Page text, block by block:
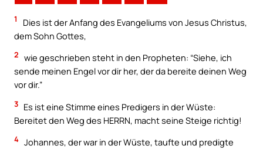
1
Dies ist der Anfang des Evangeliums von Jesus Christus,
dem Sohn Gottes,
2 wie geschrieben steht in den Propheten: “Siehe, ich
sende meinen Engel vor dir her, der da bereite deinen Weg
vor dir.”
3 Es ist eine Stimme eines Predigers in der Wüste:
Bereitet den Weg des HERRN, macht seine Steige richtig!
4 Johannes, der war in der Wüste, taufte und predigte